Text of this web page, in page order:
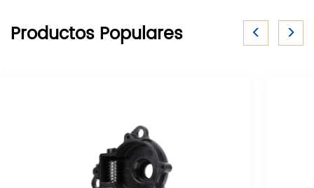
Productos Populares < >